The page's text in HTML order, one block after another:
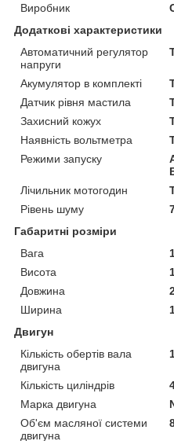
Виробник
Додаткові характеристики
Автоматичний регулятор
напруги
Акумулятор в комплекті
Датчик рівня мастила
Захисний кожух
Наявність вольтметра
Режими запуску
Лічильник мотогодин
Рівень шуму
Габаритні розміри
Вага
Висота
Довжина
Ширина
Двигун
Кількість обертів вала
двигуна
Кількість циліндрів
Марка двигуна
Об'єм масляної системи
двигуна